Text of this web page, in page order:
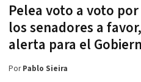
Pelea voto a voto
los senadores a
alerta para el
PorPablo Sieira